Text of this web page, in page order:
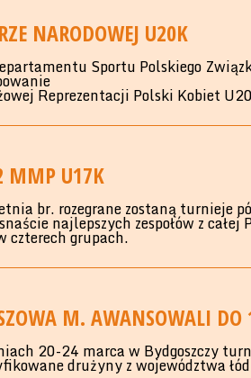
NARODOWEJ U20K
Sportu Polskiego
Reprezentacji Polski Kobiet
MMP U17K
br. rozegrane zostaną turnieje
najlepszych zespołów z
czterech grupach.
M. AWANSOWALI
20-24 marca w Bydgoszczy
drużyny z województwa